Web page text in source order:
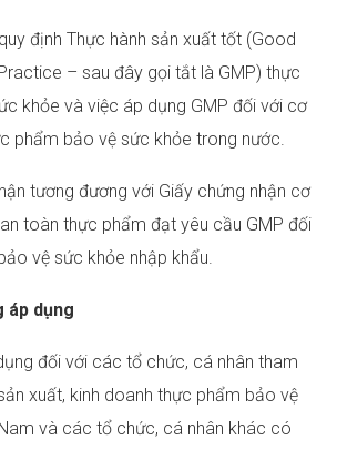
định Thực hành sản xuất tốt (Good
– sau đây gọi tắt là GMP) thực
khỏe và việc áp dụng GMP đối với cơ
phẩm bảo vệ sức khỏe trong nước.
tương đương với Giấy chứng nhận cơ
toàn thực phẩm đạt yêu cầu GMP đối
vệ sức khỏe nhập khẩu.
áp dụng
đối với các tổ chức, cá nhân tham
xuất, kinh doanh thực phẩm bảo vệ
và các tổ chức, cá nhân khác có